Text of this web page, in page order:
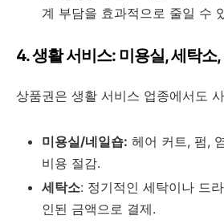
계 부담을 효과적으로 줄일 수
4. 생활 서비스: 미용실, 세탁소
상품권은 생활 서비스 업종에서도
미용실/네일숍: 헤어 커트, 펌,
비용 절감.
세탁소: 정기적인 세탁이나 드
인된 금액으로 결제.